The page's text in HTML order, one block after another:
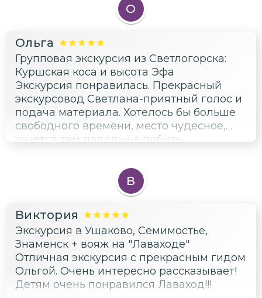
О
Ольга
Групповая экскурсия из Светлогорска:
Куршская коса и высота Эфа
Экскурсия понравилась. Прекрасный
экскурсовод Светлана-приятный голос и
подача материала. Хотелось бы больше
свободного времени, место чудесное,
хочется там подольше побыть.
В
Виктория
Экскурсия в Ушаково, Семимостье,
Знаменск + вояж на "Лаваходе"
Отличная экскурсия с прекрасным гидом
Ольгой. Очень интересно рассказывает!
Детям очень понравился Лаваход!!!